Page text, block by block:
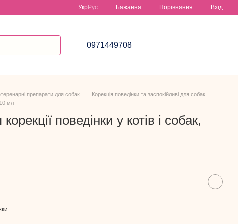
УкрРус Бажання Порівняння Вхід
0971449708
препарати для собак
Корекція поведінки та заспокійливі для собак
10 мл
поведінки у котів і собак,